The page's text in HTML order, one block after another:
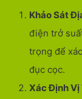
Khảo Sát
điện trở
trọng để
đục cọc.
Xác Định Vị